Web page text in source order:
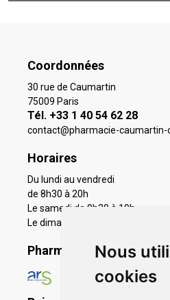
Nous
cookies
Coordonnées
30 rue de Caumartin
75009 Paris
Tél. +33 1 40 54 62 28
contact@pharmacie-caumartin-
Horaires
Du lundi au vendredi
de 8h30 à 20h
Le samedi de 9h30 à 19h
Le dimanche 11h à 19h
Pharmacie en ligne